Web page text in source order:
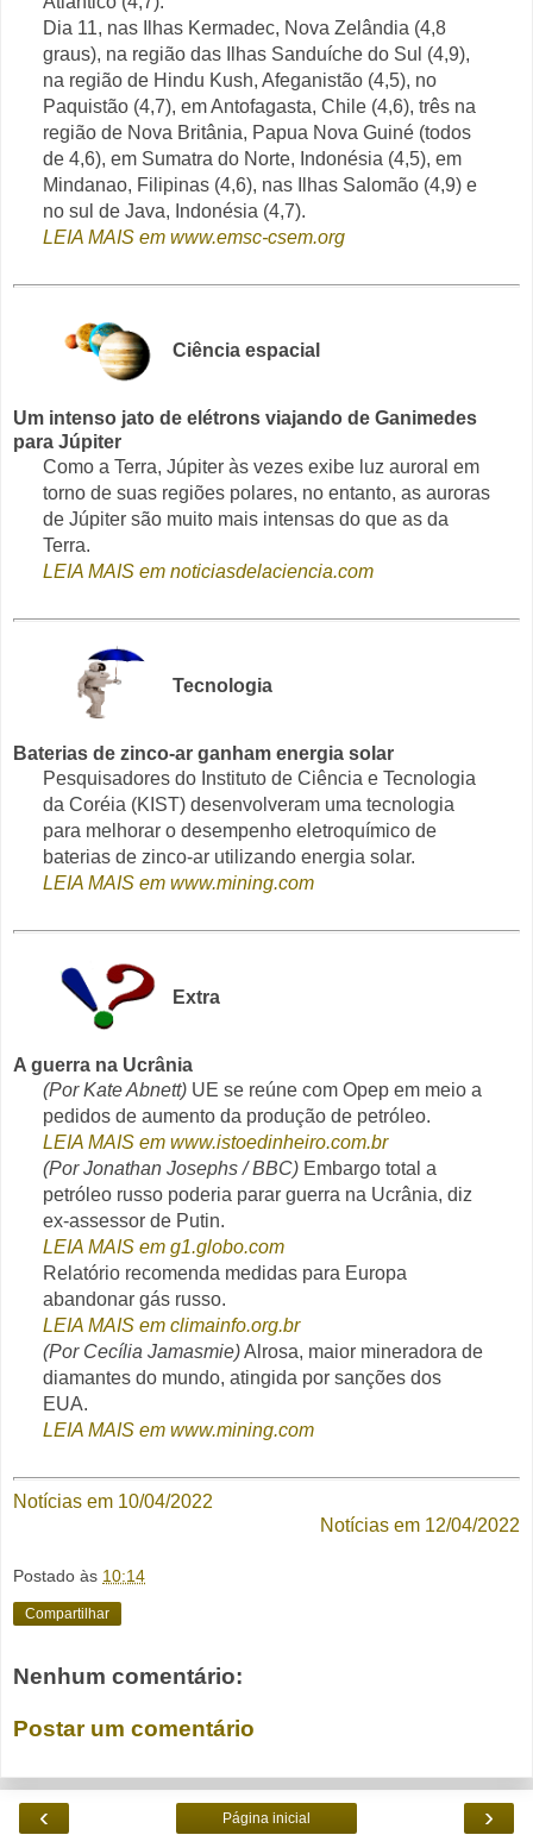
Dia 11, nas Ilhas Kermadec, Nova Zelândia (4,8
graus), na região das Ilhas Sanduíche do Sul (4,9),
na região de Hindu Kush, Afeganistão (4,5), no
Paquistão (4,7), em Antofagasta, Chile (4,6), três na
região de Nova Britânia, Papua Nova Guiné (todos
de 4,6), em Sumatra do Norte, Indonésia (4,5), em
Mindanao, Filipinas (4,6), nas Ilhas Salomão (4,9) e
no sul de Java, Indonésia (4,7).
LEIA MAIS em www.emsc-csem.org
Ciência espacial
Um intenso jato de elétrons viajando de Ganimedes
para Júpiter
Como a Terra, Júpiter às vezes exibe luz auroral em
torno de suas regiões polares, no entanto, as auroras
de Júpiter são muito mais intensas do que as da
Terra.
LEIA MAIS em noticiasdelaciencia.com
Tecnologia
Baterias de zinco-ar ganham energia solar
Pesquisadores do Instituto de Ciência e Tecnologia
da Coréia (KIST) desenvolveram uma tecnologia
para melhorar o desempenho eletroquímico de
baterias de zinco-ar utilizando energia solar.
LEIA MAIS em www.mining.com
Extra
A guerra na Ucrânia
(Por Kate Abnett)UE se reúne com Opep em meio a
pedidos de aumento da produção de petróleo.
LEIA MAIS em www.istoedinheiro.com.br
(Por Jonathan Josephs / BBC)Embargo total a
petróleo russo poderia parar guerra na Ucrânia, diz
ex-assessor de Putin.
LEIA MAIS em g1.globo.com
Relatório recomenda medidas para Europa
abandonar gás russo.
LEIA MAIS em climainfo.org.br
(Por Cecília Jamasmie)Alrosa, maior mineradora de
diamantes do mundo, atingida por sanções dos
EUA.
LEIA MAIS em www.mining.com
Notícias em 10/04/2022
Notícias em 12/04/2022
Postado às 10:14
Compartilhar
Nenhum comentário:
Postar um comentário
‹ ›
Página inicial